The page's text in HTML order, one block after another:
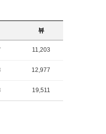
뷰
11,203
12,977
19,511